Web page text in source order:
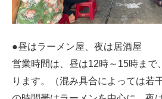
●昼はラーメン屋、夜は居酒屋
営業時間は、昼は12時～15時まで
ります。（混み具合によっては若